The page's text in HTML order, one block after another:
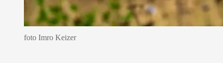
foto Imro Keizer